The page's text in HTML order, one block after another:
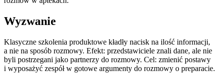
Wyzwanie
Klasyczne szkolenia produktowe kładły nacisk na ilość informacji,
a nie na sposób rozmowy. Efekt: przedstawiciele znali dane, ale nie
byli postrzegani jako partnerzy do rozmowy. Cel: zmienić postawy
i wyposażyć zespół w gotowe argumenty do rozmowy o preparacie.